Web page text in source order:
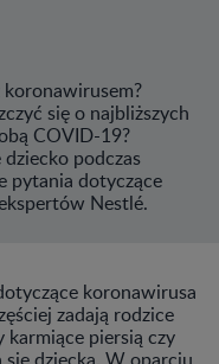
się o najbliższych
COVID-19?
podczas
pytania dotyczące
Nestlé.
koronawirusa
zadają rodzice
karmiące piersią czy